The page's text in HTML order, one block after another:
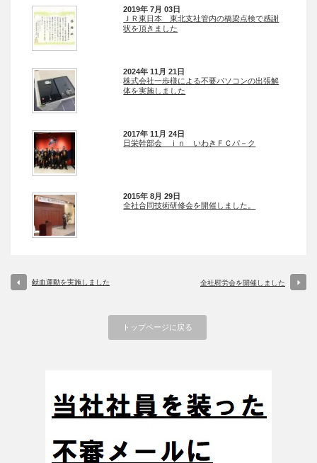
2019年 7月 03日
ＪＲ東日本 東北支社管内の橋梁点検で感謝
状を頂きました
2024年 11月 21日
株式会社一歩様による不要パソコンの出張解
体を実施しました
2017年 11月 24日
日栄幹部会 ｉｎ いわきＦＣパ－ク
2015年 8月 29日
全社合同技術研修会を開催しました。
献血運動を実施しました 全社慰労会を開催しました
トップページに戻る